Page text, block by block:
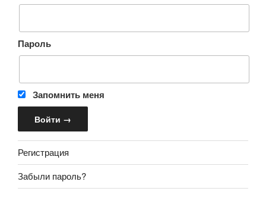
Пароль
Запомнить меня
Регистрация
Забыли пароль?